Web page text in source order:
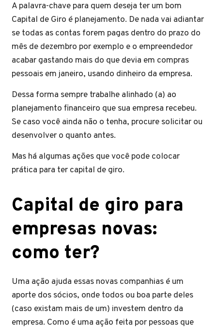
A palavra-chave para quem deseja ter um bom
Capital de Giro é planejamento. De nada vai adiantar
se todas as contas forem pagas dentro do prazo do
mês de dezembro por exemplo e o empreendedor
acabar gastando mais do que devia em compras
pessoais em janeiro, usando dinheiro da empresa.
Dessa forma sempre trabalhe alinhado (a) ao
planejamento financeiro que sua empresa recebeu.
Se caso você ainda não o tenha, procure solicitar ou
desenvolver o quanto antes.
Mas há algumas ações que você pode colocar
prática para ter capital de giro.
Capital de giro para
empresas novas:
como ter?
Uma ação ajuda essas novas companhias é um
aporte dos sócios, onde todos ou boa parte deles
(caso existam mais de um) investem dentro da
empresa. Como é uma ação feita por pessoas que